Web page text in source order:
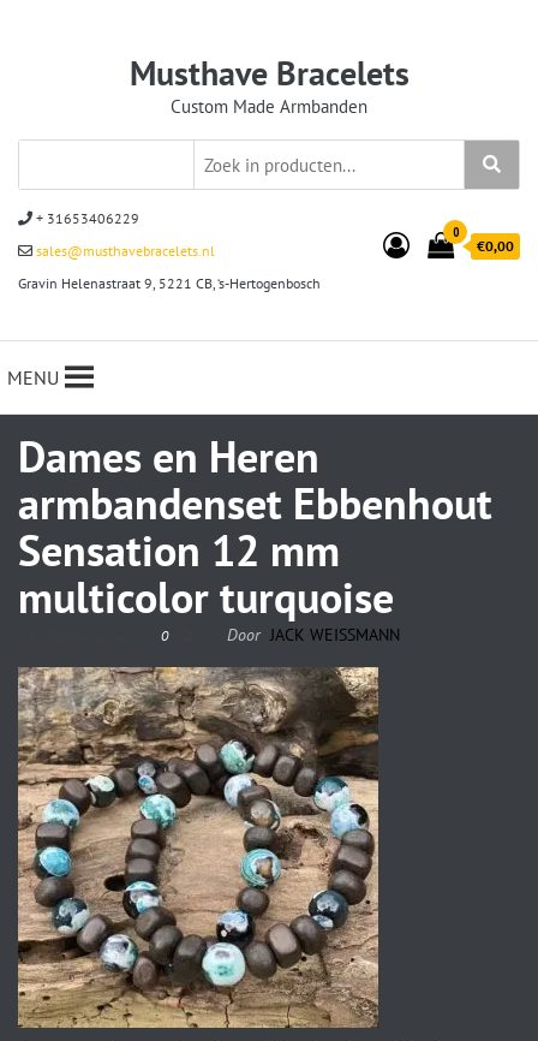
Musthave Bracelets
Custom Made Armbanden
+ 31653406229
sales@musthavebracelets.nl
Gravin Helenastraat 9, 5221 CB, ‘s-Hertogenbosch
0
€0,00
MENU
Dames en Heren
armbandenset Ebbenhout
Sensation 12 mm
multicolor turquoise
0 Door JACK WEISSMANN